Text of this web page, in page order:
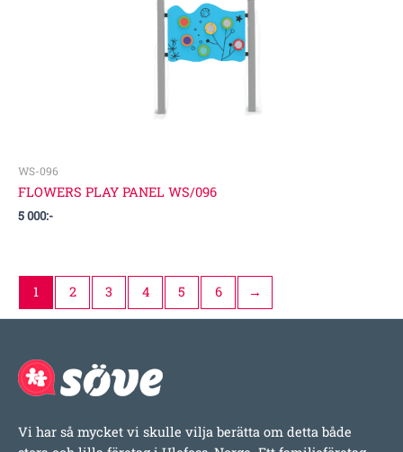
WS-096
FLOWERS PLAY PANEL WS/096
5 000:-
1 2 3 4 5 6 →
Vi har så mycket vi skulle vilja berätta om detta både